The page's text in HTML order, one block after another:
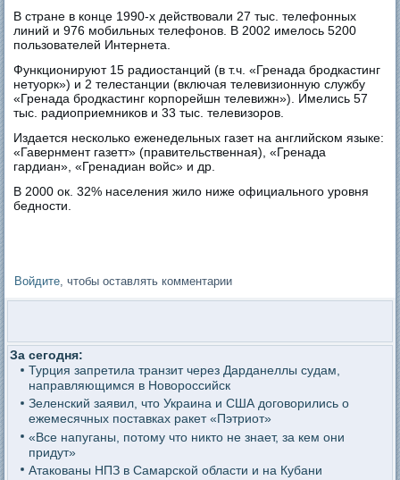
В стране в конце 1990-х действовали 27 тыс. телефонных
линий и 976 мобильных телефонов. В 2002 имелось 5200
пользователей Интернета.
Функционируют 15 радиостанций (в т.ч. «Гренада бродкастинг
нетуорк») и 2 телестанции (включая телевизионную службу
«Гренада бродкастинг корпорейшн телевижн»). Имелись 57
тыс. радиоприемников и 33 тыс. телевизоров.
Издается несколько еженедельных газет на английском языке:
«Гавернмент газетт» (правительственная), «Гренада
гардиан», «Гренадиан войс» и др.
В 2000 ок. 32% населения жило ниже официального уровня
бедности.
Войдите, чтобы оставлять комментарии
За сегодня:
Турция запретила транзит через Дарданеллы судам,
направляющимся в Новороссийск
Зеленский заявил, что Украина и США договорились о
ежемесячных поставках ракет «Пэтриот»
«Все напуганы, потому что никто не знает, за кем они
придут»
Атакованы НПЗ в Самарской области и на Кубани